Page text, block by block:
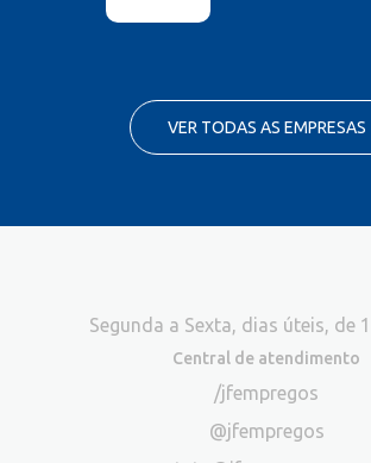
VER TODAS AS EMPRESAS
Segunda a Sexta, dias úteis, de
Central de atendimento
/jfempregos
@jfempregos